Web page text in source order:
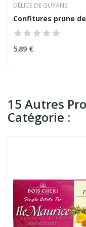
DÉLICE DE GUYANE
5,89 €
15 Autres
Catégorie :